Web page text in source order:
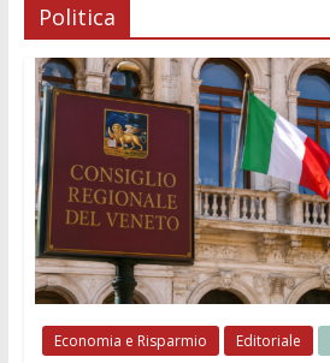
Politica
Economia e Risparmio Editoriale